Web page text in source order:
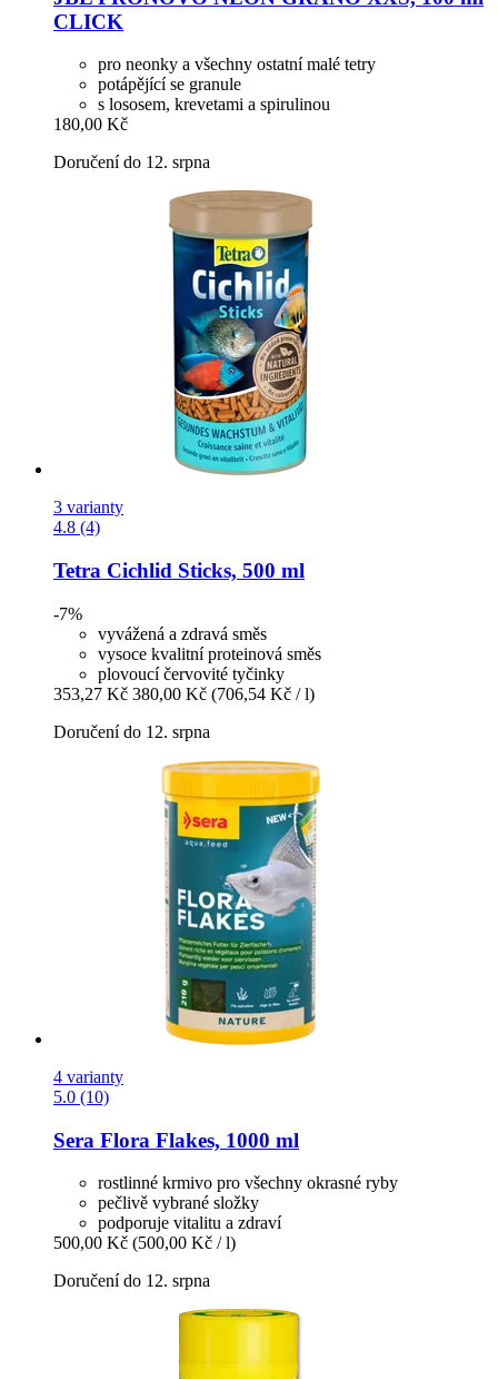
CLICK
pro neonky a všechny ostatní malé tetry
potápějící se granule
s lososem, krevetami a spirulinou
180,00 Kč
Doručení do 12. srpna
3 varianty
4.8 (4)
Tetra Cichlid Sticks, 500 ml
-7%
vyvážená a zdravá směs
vysoce kvalitní proteinová směs
plovoucí červovité tyčinky
353,27 Kč 380,00 Kč (706,54 Kč / l)
Doručení do 12. srpna
4 varianty
5.0 (10)
Sera Flora Flakes, 1000 ml
rostlinné krmivo pro všechny okrasné ryby
pečlivě vybrané složky
podporuje vitalitu a zdraví
500,00 Kč (500,00 Kč / l)
Doručení do 12. srpna